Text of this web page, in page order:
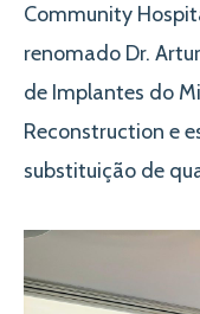
Community
renomado Dr.
de Implantes do
Reconstruction e
substituição de